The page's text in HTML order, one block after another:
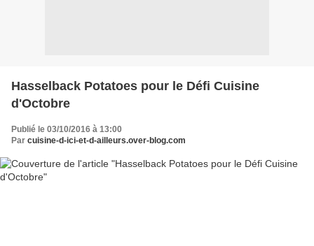
Hasselback Potatoes pour le Défi Cuisine
d'Octobre
Publié le 03/10/2016 à 13:00
Par cuisine-d-ici-et-d-ailleurs.over-blog.com